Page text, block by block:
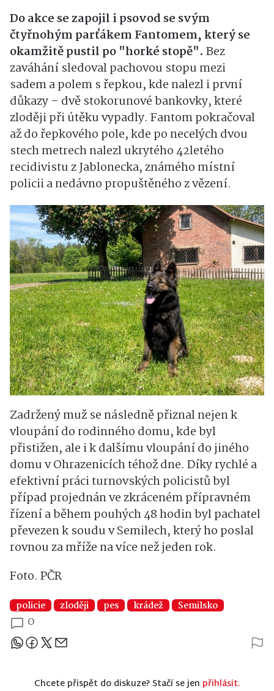
Do akce se zapojil i psovod se svým
čtyřnohým parťákem Fantomem, který se
okamžitě pustil po "horké stopě". Bez
zaváhání sledoval pachovou stopu mezi
sadem a polem s řepkou, kde nalezl i první
důkazy – dvě stokorunové bankovky, které
zloději při útěku vypadly. Fantom pokračoval
až do řepkového pole, kde po necelých dvou
stech metrech nalezl ukrytého 42letého
recidivistu z Jablonecka, známého místní
policii a nedávno propuštěného z vězení.
Zadržený muž se následně přiznal nejen k
vloupání do rodinného domu, kde byl
přistižen, ale i k dalšímu vloupání do jiného
domu v Ohrazenicích téhož dne. Díky rychlé a
efektivní práci turnovských policistů byl
případ projednán ve zkráceném přípravném
řízení a během pouhých 48 hodin byl pachatel
převezen k soudu v Semilech, který ho poslal
rovnou za mříže na více než jeden rok.
Foto. PČR
policie zloději pes krádež Semilsko
0
Sdílejte článek
Chcete přispět do diskuze? Stačí se jen přihlásit.